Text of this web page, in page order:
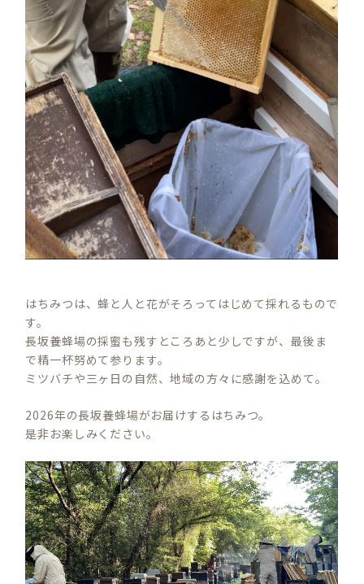
はちみつは、蜂と人と花がそろってはじめて採れるもので
す。
長坂養蜂場の採蜜も残すところあと少しですが、最後ま
で精一杯努めて参ります。
ミツバチや三ヶ日の自然、地域の方々に感謝を込めて。
2026年の長坂養蜂場がお届けするはちみつ。
是非お楽しみください。